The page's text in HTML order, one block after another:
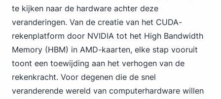
te kijken naar de hardware achter deze
veranderingen. Van de creatie van het CUDA-
rekenplatform door NVIDIA tot het High Bandwidth
Memory (HBM) in AMD-kaarten, elke stap vooruit
toont een toewijding aan het verhogen van de
rekenkracht. Voor degenen die de snel
veranderende wereld van computerhardware willen